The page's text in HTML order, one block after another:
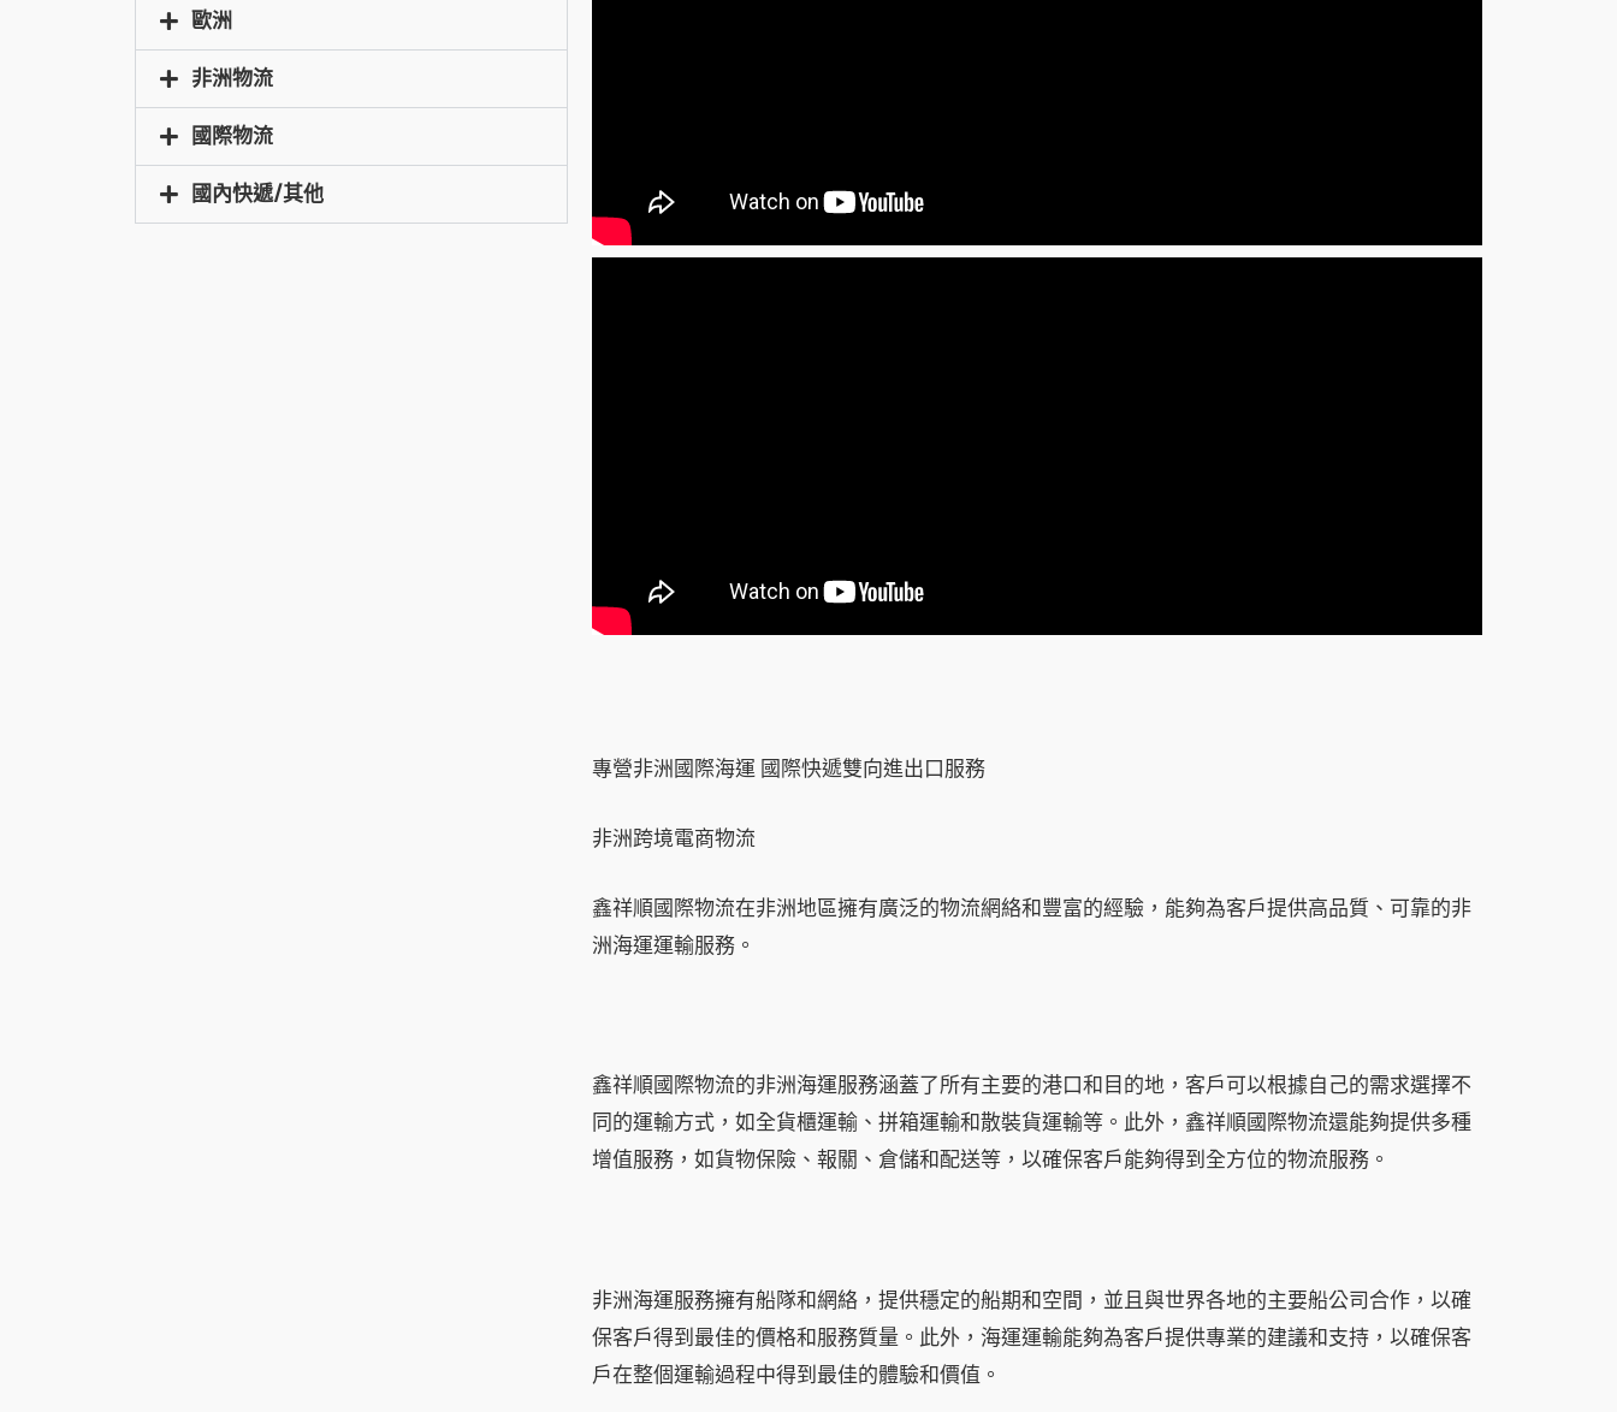
歐洲
非洲物流
國際物流
國內快遞/其他
專營非洲國際海運 國際快遞雙向進出口服務
非洲跨境電商物流
鑫祥順國際物流在非洲地區擁有廣泛的物流網絡和豐富的經驗，能夠為客戶提供高品質、可靠的非
洲海運運輸服務。
鑫祥順國際物流的非洲海運服務涵蓋了所有主要的港口和目的地，客戶可以根據自己的需求選擇不
同的運輸方式，如全貨櫃運輸、拼箱運輸和散裝貨運輸等。此外，鑫祥順國際物流還能夠提供多種
增值服務，如貨物保險、報關、倉儲和配送等，以確保客戶能夠得到全方位的物流服務。
非洲海運服務擁有船隊和網絡，提供穩定的船期和空間，並且與世界各地的主要船公司合作，以確
保客戶得到最佳的價格和服務質量。此外，海運運輸能夠為客戶提供專業的建議和支持，以確保客
戶在整個運輸過程中得到最佳的體驗和價值。